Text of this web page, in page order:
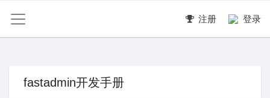
注册 登录
fastadmin开发手册